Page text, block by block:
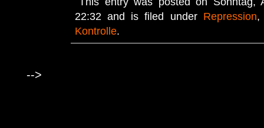
22:32 and is filed under Repression
Kontrolle.
-->